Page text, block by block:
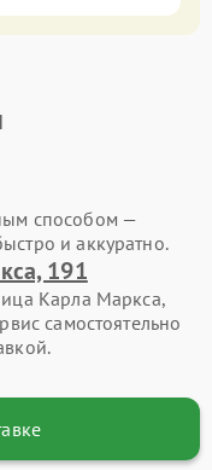
способом —
и аккуратно.
191
Карла Маркса,
самостоятельно